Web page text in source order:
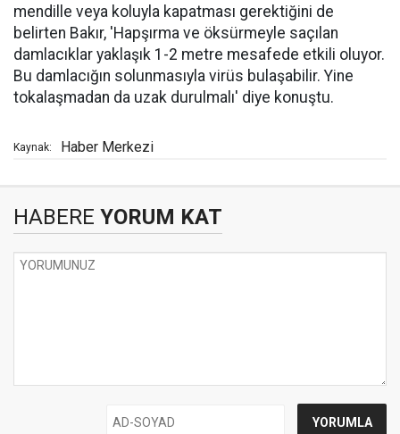
mendille veya koluyla kapatması gerektiğini de
belirten Bakır, 'Hapşırma ve öksürmeyle saçılan
damlacıklar yaklaşık 1-2 metre mesafede etkili oluyor.
Bu damlacığın solunmasıyla virüs bulaşabilir. Yine
tokalaşmadan da uzak durulmalı' diye konuştu.
Kaynak: Haber Merkezi
HABERE YORUM KAT